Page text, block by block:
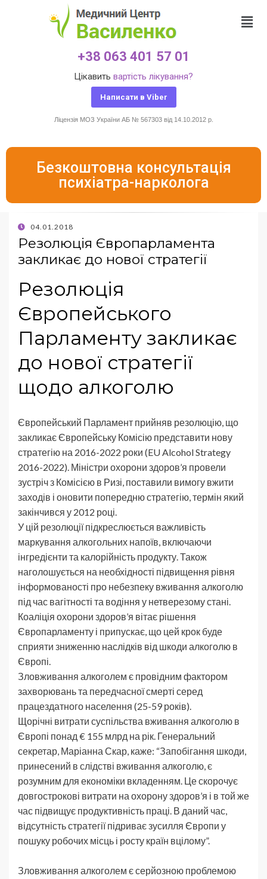
+38 063 401 57 01
Цікавить вартість лікування?
Написати в Viber
Ліцензія МОЗ України АБ № 567303 від 14.10.2012 р.
Безкоштовна консультація
психіатра-нарколога
04.01.2018
Резолюція Європарламента
закликає до нової стратегії
Резолюція
Європейського
Парламенту закликає
до нової стратегії
щодо алкоголю
Європейський Парламент прийняв резолюцію, що
закликає Європейську Комісію представити нову
стратегію на 2016-2022 роки (EU Alcohol Strategy
2016-2022). Міністри охорони здоров’я провели
зустріч з Комісією в Ризі, поставили вимогу вжити
заходів і оновити попередню стратегію, термін який
закінчився у 2012 році.
У цій резолюції підкреслюється важливість
маркування алкогольних напоїв, включаючи
інгредієнти та калорійність продукту. Також
наголошується на необхідності підвищення рівня
інформованості про небезпеку вживання алкоголю
під час вагітності та водіння у нетверезому стані.
Коаліція охорони здоров’я вітає рішення
Європарламенту і припускає, що цей крок буде
сприяти зниженню наслідків від шкоди алкоголю в
Європі.
Зловживання алкоголем є провідним фактором
захворювань та передчасної смерті серед
працездатного населення (25-59 років).
Щорічні витрати суспільства вживання алкоголю в
Європі понад € 155 млрд на рік. Генеральний
секретар, Маріанна Скар, каже: “Запобігання шкоди,
принесений в слідстві вживання алкоголю, є
розумним для економіки вкладенням. Це скорочує
довгострокові витрати на охорону здоров’я і в той же
час підвищує продуктивність праці. В даний час,
відсутність стратегії підриває зусилля Європи у
пошуку робочих місць і росту країн вцілому”.
Зловживання алкоголем є серйозною проблемою